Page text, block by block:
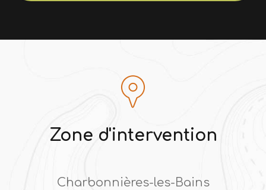
Zone d'intervention
Charbonnières-les-Bains